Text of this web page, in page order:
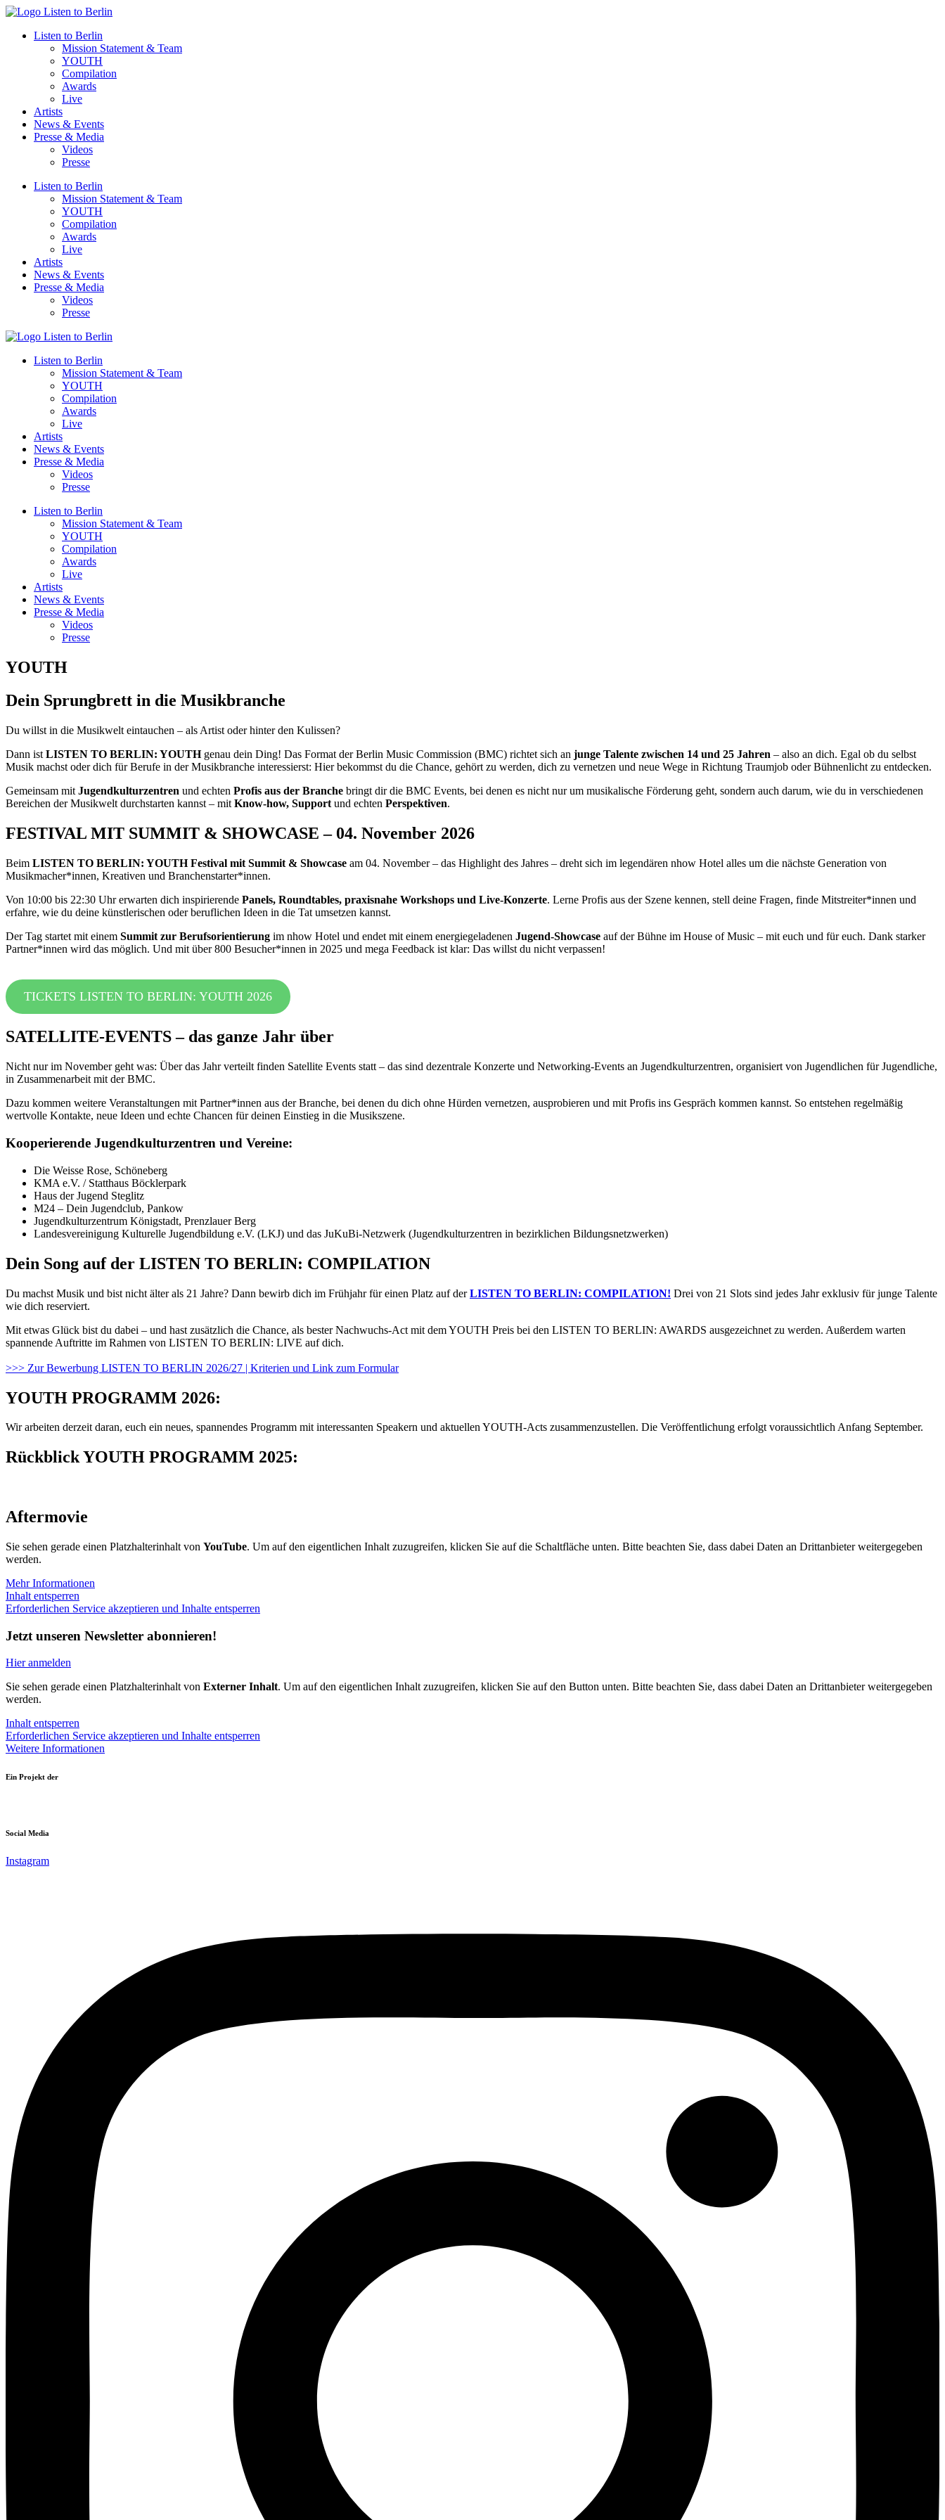
Zum
wechselnListen to Berlin
Mission Statement & Team
YOUTH
Compilation
Awards
Live
Artists
News & Events
Presse & Media
Videos
Presse
Listen to Berlin
Mission Statement & Team
YOUTH
Compilation
Awards
Live
Artists
News & Events
Presse & Media
Videos
Presse
Listen to Berlin
Mission Statement & Team
YOUTH
Compilation
Awards
Live
Artists
News & Events
Presse & Media
Videos
Presse
Listen to Berlin
Mission Statement & Team
YOUTH
Compilation
Awards
Live
Artists
News & Events
Presse & Media
Videos
Presse
YOUTH
Dein Sprungbrett in die Musikbranche
Du willst in die Musikwelt eintauchen – als Artist oder hinter den Kulissen?
Dann ist LISTEN TO BERLIN: YOUTHgenau dein Ding! Das Format der Berlin Music Commission (BMC) richtet sich an junge Talente zwischen 14 und 25 Jahren – also an dich. Egal ob du selbst
Musik machst oder dich für Berufe in der Musikbranche interessierst: Hier bekommst du die Chance, gehört zu werden, dich zu vernetzen und neue Wege in Richtung Traumjob oder Bühnenlicht zu entdecken.
Gemeinsam mit Jugendkulturzentren und echten Profis aus der Branche bringt dir die BMC Events, bei denen es nicht nur um musikalische Förderung geht, sondern auch darum, wie du in verschiedenen
Bereichen der Musikwelt durchstarten kannst – mit Know-how, Support und echten Perspektiven.
FESTIVAL MIT SUMMIT & SHOWCASE – 04. November 2026
Beim LISTEN TO BERLIN: YOUTH Festival mit Summit & Showcase am 04. November – das Highlight des Jahres – dreht sich im legendären nhow Hotel alles um die nächste Generation von
Musikmacher*innen, Kreativen und Branchenstarter*innen.
Von 10:00 bis 22:30 Uhr erwarten dich inspirierende Panels, Roundtables, praxisnahe Workshops und Live-Konzerte. Lerne Profis aus der Szene kennen, stell deine Fragen, finde Mitstreiter*innen und
erfahre, wie du deine künstlerischen oder beruflichen Ideen in die Tat umsetzen kannst.
Der Tag startet mit einem Summit zur Berufsorientierung im nhow Hotel und endet mit einem energiegeladenen Jugend-Showcase auf der Bühne im House of Music – mit euch und für euch. Dank starker
Partner*innen wird das möglich. Und mit über 800 Besucher*innen in 2025 und mega Feedback ist klar: Das willst du nicht verpassen!
TICKETS LISTEN TO BERLIN: YOUTH 2026
SATELLITE-EVENTS – das ganze Jahr über
Nicht nur im November geht was: Über das Jahr verteilt finden Satellite Events statt – das sind dezentrale Konzerte und Networking-Events an Jugendkulturzentren, organisiert von Jugendlichen für Jugendliche,
in Zusammenarbeit mit der BMC.
Dazu kommen weitere Veranstaltungen mit Partner*innen aus der Branche, bei denen du dich ohne Hürden vernetzen, ausprobieren und mit Profis ins Gespräch kommen kannst. So entstehen regelmäßig
wertvolle Kontakte, neue Ideen und echte Chancen für deinen Einstieg in die Musikszene.
Kooperierende Jugendkulturzentren und Vereine:
Die Weisse Rose, Schöneberg
KMA e.V. / Statthaus Böcklerpark
Haus der Jugend Steglitz
M24 – Dein Jugendclub, Pankow
Jugendkulturzentrum Königstadt, Prenzlauer Berg
Landesvereinigung Kulturelle Jugendbildung e.V. (LKJ) und das JuKuBi-Netzwerk (Jugendkulturzentren in bezirklichen Bildungsnetzwerken)
Dein Song auf der LISTEN TO BERLIN: COMPILATION
Du machst Musik und bist nicht älter als 21 Jahre? Dann bewirb dich im Frühjahr für einen Platz auf derLISTEN TO BERLIN: COMPILATION! Drei von 21 Slots sind jedes Jahr exklusiv für junge Talente
wie dich reserviert.
Mit etwas Glück bist du dabei – und hast zusätzlich die Chance, als bester Nachwuchs-Act mit dem YOUTH Preis bei den LISTEN TO BERLIN: AWARDS ausgezeichnet zu werden. Außerdem warten
spannende Auftritte im Rahmen von LISTEN TO BERLIN: LIVE auf dich.
>>> Zur Bewerbung LISTEN TO BERLIN 2026/27 | Kriterien und Link zum Formular
YOUTH PROGRAMM 2026:
Wir arbeiten derzeit daran, euch ein neues, spannendes Programm mit interessanten Speakern und aktuellen YOUTH-Acts zusammenzustellen. Die Veröffentlichung erfolgt voraussichtlich Anfang September.
Rückblick YOUTH PROGRAMM 2025:
Aftermovie
Sie sehen gerade einen Platzhalterinhalt von YouTube. Um auf den eigentlichen Inhalt zuzugreifen, klicken Sie auf die Schaltfläche unten. Bitte beachten Sie, dass dabei Daten an Drittanbieter weitergegeben
werden.
Mehr Informationen
Inhalt entsperren
Erforderlichen Service akzeptieren und Inhalte entsperren
Jetzt unseren Newsletter abonnieren!
Hier anmelden
Sie sehen gerade einen Platzhalterinhalt von Externer Inhalt. Um auf den eigentlichen Inhalt zuzugreifen, klicken Sie auf den Button unten. Bitte beachten Sie, dass dabei Daten an Drittanbieter weitergegeben
werden.
Inhalt entsperren
Erforderlichen Service akzeptieren und Inhalte entsperren
Weitere Informationen
Ein Projekt der
Social Media
Instagram